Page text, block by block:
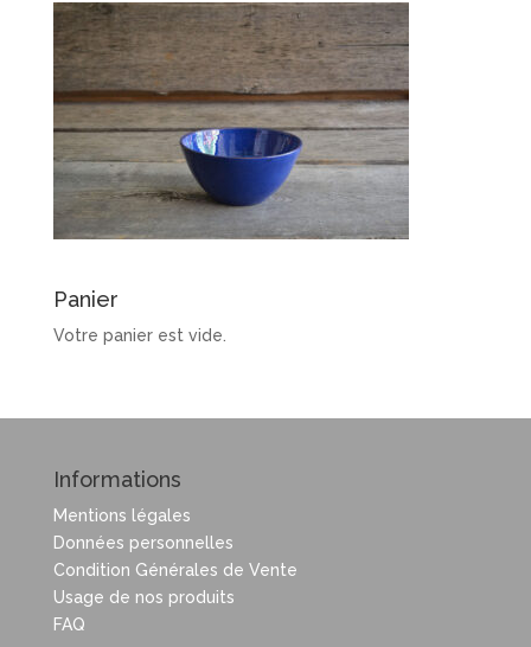
Panier
Votre panier est vide.
Informations
Mentions légales
Données personnelles
Condition Générales de Vente
Usage de nos produits
FAQ